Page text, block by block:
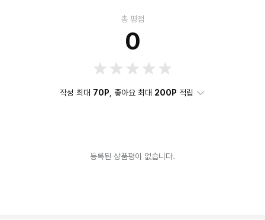
총 평점
0
작성 최대 70P, 좋아요 최대 200P 적립
등록된 상품평이 없습니다.